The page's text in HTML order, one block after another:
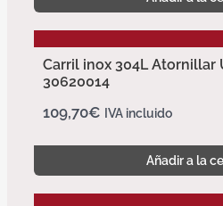
Carril inox 304L Atornillar
30620014
109,70€ IVA incluido
Añadir a la